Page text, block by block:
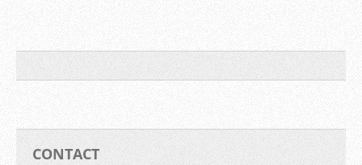
CONTACT